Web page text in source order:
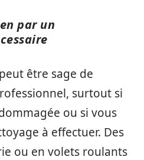
par un
être sage de
surtout si
ou si vous
à effectuer. Des
ou en volets roulants